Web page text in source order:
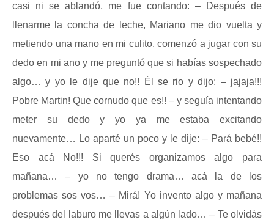
casi ni se ablandó, me fue contando: – Después de
llenarme la concha de leche, Mariano me dio vuelta y
metiendo una mano en mi culito, comenzó a jugar con su
dedo en mi ano y me preguntó que si habías sospechado
algo… y yo le dije que no!! Él se rio y dijo: – jajaja!!!
Pobre Martin! Que cornudo que es!! – y seguía intentando
meter su dedo y yo ya me estaba excitando
nuevamente… Lo aparté un poco y le dije: – Pará bebé!!
Eso acá No!!! Si querés organizamos algo para
mañana… – yo no tengo drama… acá la de los
problemas sos vos… – Mirá! Yo invento algo y mañana
después del laburo me llevas a algún lado… – Te olvidás